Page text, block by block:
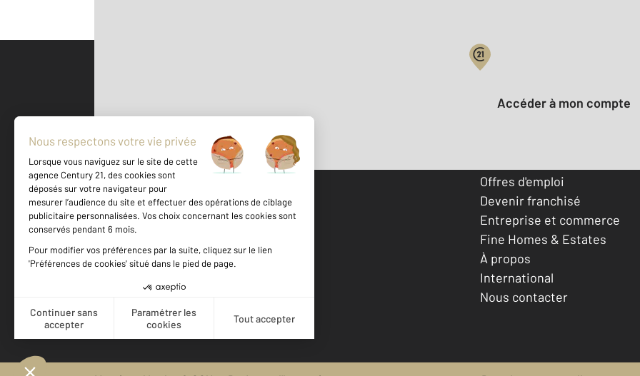
500 m ©Mappy
Votre compte :
Accéder à mon compte
Votre agence est notée
Achat
Location
Offres d'emploi
Devenir franchisé
Entreprise et commerce
Fine Homes & Estates
À propos
International
Nous contacter